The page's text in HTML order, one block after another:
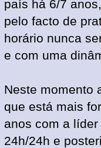
país há 6/7
pelo facto de
horário nunca
e com uma
Neste momento
que está mais
anos com a
24h/24h e